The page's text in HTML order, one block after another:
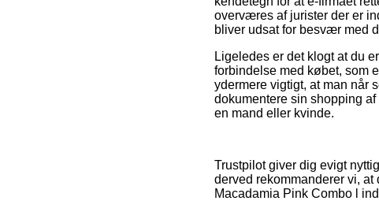
overværes af jurister der er
bliver udsat for besvær med
Ligeledes er det klogt at du
forbindelse med købet, som
ydermere vigtigt, at man når
dokumentere sin shopping
en mand eller kvinde.
Trustpilot giver dig evigt
derved rekommanderer vi,
Macadamia Pink Combo l